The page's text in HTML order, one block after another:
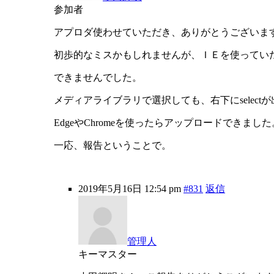
参加者
アプロダ使わせていただき、ありがとうございま
初歩的なミスかもしれませんが、ＩＥを使ってい
できませんでした。
メディアライブラリで選択しても、右下にselectが
EdgeやChromeを使ったらアップロードできました
一応、報告ということで。
2019年5月16日 12:54 pm #831 返信
管理人
キーマスター